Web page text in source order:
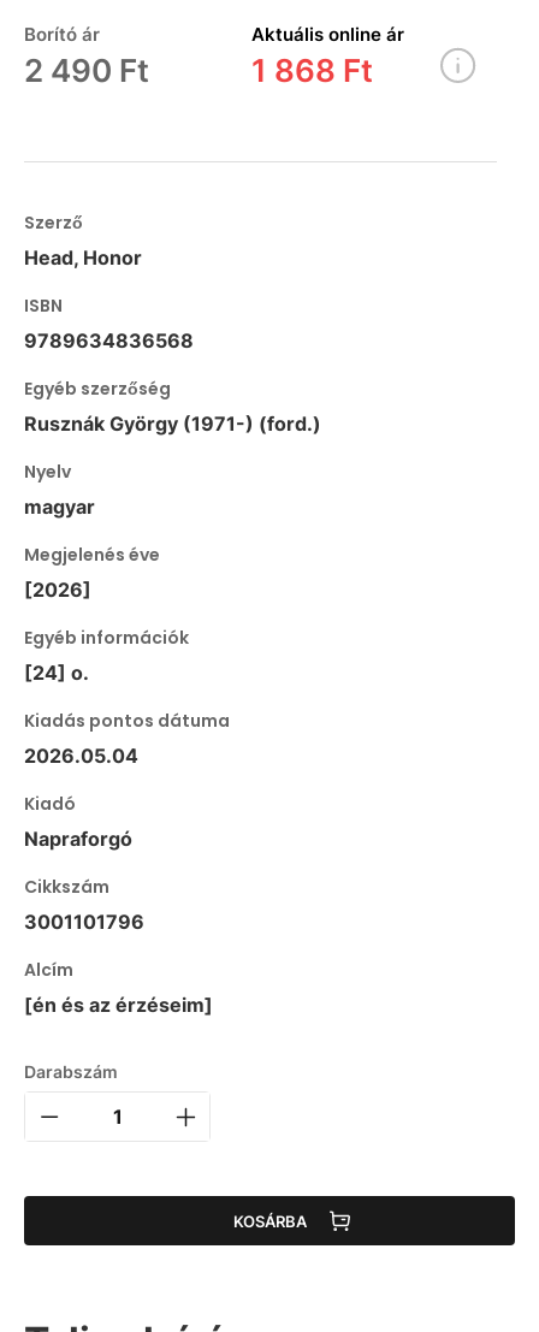
Borító ár
2 490 Ft
Aktuális online ár
1 868 Ft
Szerző
Head, Honor
ISBN
9789634836568
Egyéb szerzőség
Rusznák György (1971-) (ford.)
Nyelv
magyar
Megjelenés éve
[2026]
Egyéb információk
[24] o.
Kiadás pontos dátuma
2026.05.04
Kiadó
Napraforgó
Cikkszám
3001101796
Alcím
[én és az érzéseim]
Darabszám
KOSÁRBA